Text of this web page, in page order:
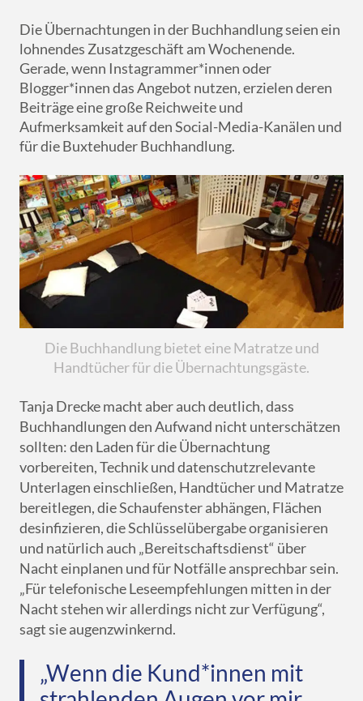
Die Übernachtungen in der Buchhandlung seien ein
lohnendes Zusatzgeschäft am Wochenende.
Gerade, wenn Instagrammer*innen oder
Blogger*innen das Angebot nutzen, erzielen deren
Beiträge eine große Reichweite und
Aufmerksamkeit auf den Social-Media-Kanälen und
für die Buxtehuder Buchhandlung.
Die Buchhandlung bietet eine Matratze und
Handtücher für die Übernachtungsgäste.
Tanja Drecke macht aber auch deutlich, dass
Buchhandlungen den Aufwand nicht unterschätzen
sollten: den Laden für die Übernachtung
vorbereiten, Technik und datenschutzrelevante
Unterlagen einschließen, Handtücher und Matratze
bereitlegen, die Schaufenster abhängen, Flächen
desinfizieren, die Schlüsselübergabe organisieren
und natürlich auch „Bereitschaftsdienst“ über
Nacht einplanen und für Notfälle ansprechbar sein.
„Für telefonische Leseempfehlungen mitten in der
Nacht stehen wir allerdings nicht zur Verfügung“,
sagt sie augenzwinkernd.
„Wenn die Kund*innen mit